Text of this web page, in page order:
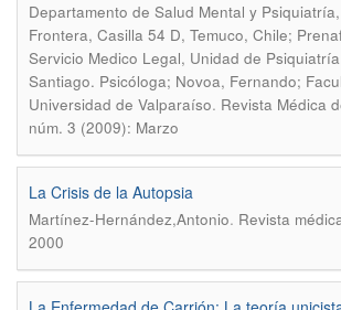
Departamento de Salud Mental y
Frontera, Casilla 54 D, Temuco, Chile;
Servicio Medico Legal, Unidad de
Santiago. Psicóloga; Novoa, Fernando;
Universidad de Valparaíso. Revista Médica
núm. 3 (2009): Marzo
La Crisis de la Autopsia
Martínez-Hernández,Antonio. Revista
2000